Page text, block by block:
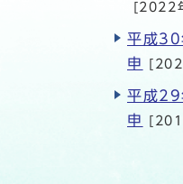
[2022
平成30
申
平成29
申